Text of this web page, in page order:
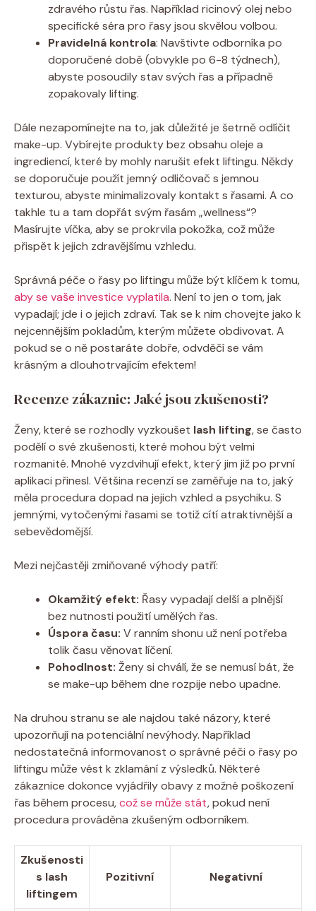
zdravého růstu řas. Například ricinový olej nebo
specifické séra pro řasy jsou skvělou volbou.
Pravidelná kontrola: Navštivte odborníka po
doporučené době (obvykle po 6-8 týdnech),
abyste posoudily stav svých řas a případně
zopakovaly lifting.
Dále nezapomínejte na to, jak důležité je šetrně odlíčit
make-up. Vybírejte produkty bez obsahu oleje a
ingrediencí, které by mohly narušit efekt liftingu. Někdy
se doporučuje použít jemný odličovač s jemnou
texturou, abyste minimalizovaly kontakt s řasami. A co
takhle tu a tam dopřát svým řasám „wellness“?
Masírujte víčka, aby se prokrvila pokožka, což může
přispět k jejich zdravějšímu vzhledu.
Správná péče o řasy po liftingu může být klíčem k tomu,
aby se vaše investice vyplatila. Není to jen o tom, jak
vypadají; jde i o jejich zdraví. Tak se k nim chovejte jako k
nejcennějším pokladům, kterým můžete obdivovat. A
pokud se o ně postaráte dobře, odvděčí se vám
krásným a dlouhotrvajícím efektem!
Recenze zákaznic: Jaké jsou zkušenosti?
Ženy, které se rozhodly vyzkoušet lash lifting, se často
podělí o své zkušenosti, které mohou být velmi
rozmanité. Mnohé vyzdvihují efekt, který jim již po první
aplikaci přinesl. Většina recenzí se zaměřuje na to, jaký
měla procedura dopad na jejich vzhled a psychiku. S
jemnými, vytočenými řasami se totiž cítí atraktivnější a
sebevědomější.
Mezi nejčastěji zmiňované výhody patří:
Okamžitý efekt: Řasy vypadají delší a plnější
bez nutnosti použití umělých řas.
Úspora času: V ranním shonu už není potřeba
tolik času věnovat líčení.
Pohodlnost: Ženy si chválí, že se nemusí bát, že
se make-up během dne rozpije nebo upadne.
Na druhou stranu se ale najdou také názory, které
upozorňují na potenciální nevýhody. Například
nedostatečná informovanost o správné péči o řasy po
liftingu může vést k zklamání z výsledků. Některé
zákaznice dokonce vyjádřily obavy z možné poškození
řas během procesu,což se může stát, pokud není
procedura prováděna zkušeným odborníkem.
Zkušenosti
s lash
liftingem
Pozitivní Negativní